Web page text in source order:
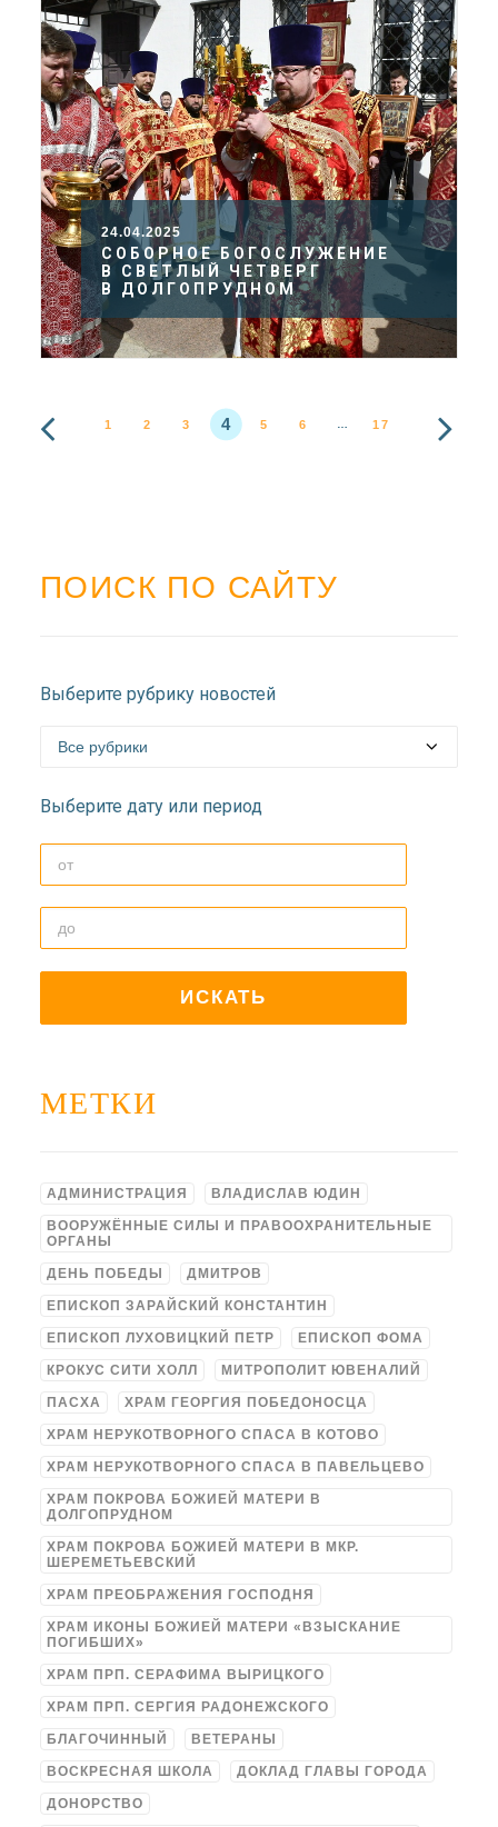
24.04.2025
СОБОРНОЕ БОГОСЛУЖЕНИЕ
В СВЕТЛЫЙ ЧЕТВЕРГ
В ДОЛГОПРУДНОМ
1 2 3 4 5 6 … 17
ПОИСК ПО САЙТУ
Выберите рубрику новостей
Выберите дату или период
МЕТКИ
АДМИНИСТРАЦИЯ ВЛАДИСЛАВ ЮДИН
ВООРУЖЁННЫЕ СИЛЫ И ПРАВООХРАНИТЕЛЬНЫЕ
ОРГАНЫ
ДЕНЬ ПОБЕДЫ ДМИТРОВ
ЕПИСКОП ЗАРАЙСКИЙ КОНСТАНТИН
ЕПИСКОП ЛУХОВИЦКИЙ ПЕТР ЕПИСКОП ФОМА
КРОКУС СИТИ ХОЛЛ МИТРОПОЛИТ ЮВЕНАЛИЙ
ПАСХА ХРАМ ГЕОРГИЯ ПОБЕДОНОСЦА
ХРАМ НЕРУКОТВОРНОГО СПАСА В КОТОВО
ХРАМ НЕРУКОТВОРНОГО СПАСА В ПАВЕЛЬЦЕВО
ХРАМ ПОКРОВА БОЖИЕЙ МАТЕРИ В
ДОЛГОПРУДНОМ
ХРАМ ПОКРОВА БОЖИЕЙ МАТЕРИ В МКР.
ШЕРЕМЕТЬЕВСКИЙ
ХРАМ ПРЕОБРАЖЕНИЯ ГОСПОДНЯ
ХРАМ ИКОНЫ БОЖИЕЙ МАТЕРИ «ВЗЫСКАНИЕ
ПОГИБШИХ»
ХРАМ ПРП. СЕРАФИМА ВЫРИЦКОГО
ХРАМ ПРП. СЕРГИЯ РАДОНЕЖСКОГО
БЛАГОЧИННЫЙ ВЕТЕРАНЫ
ВОСКРЕСНАЯ ШКОЛА ДОКЛАД ГЛАВЫ ГОРОДА
ДОНОРСТВО